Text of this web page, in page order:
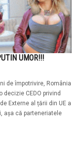
UMOR!!!
de împotrivire, România
CEDO privind
Externe al țării din UE a
așa că parteneriatele